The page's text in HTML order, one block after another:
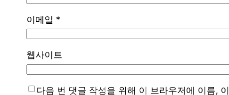
이메일 *
웹사이트
다음 번 댓글 작성을 위해 이 브라우저에 이름,